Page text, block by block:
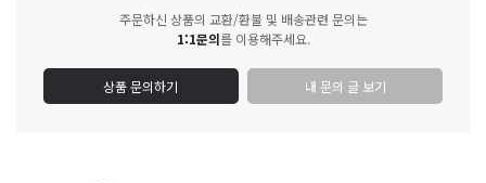
주문하신 상품의 교환/환불 및 배송관련 문의는
1:1문의를 이용해주세요.
상품 문의하기 내 문의 글 보기